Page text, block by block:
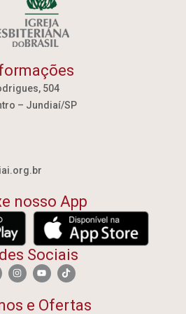
504
– Jundiaí/SP
nosso App
Sociais
e Ofertas